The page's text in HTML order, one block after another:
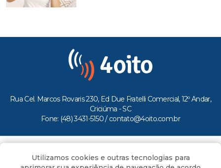
Rua Cel. Marcos Rovaris 230, Ed Due Fratelli Comercial, 12º Andar,
Criciúma - SC
Fone: (48) 3431-5150 / contato@4oito.com.br
Todos os direitos reservados ao Portal 4oito
Utilizamos cookies e outras tecnologias para